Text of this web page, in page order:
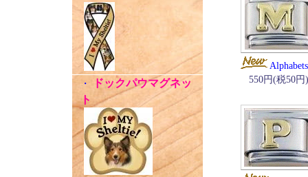
・
ドックパウマグネッ
ト
550円(税50円)